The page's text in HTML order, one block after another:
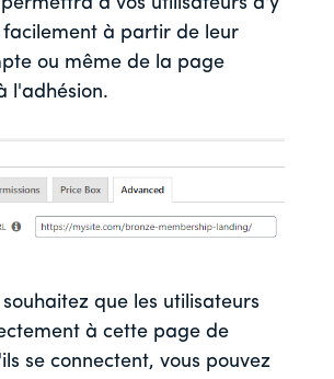
à vos utilisateurs d'y
à partir de leur
ou même de la page
l'adhésion.
souhaitez que les utilisateurs
à cette page de
se connectent, vous pouvez